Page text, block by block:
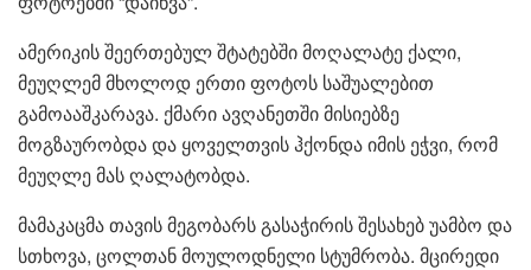
ამერიკის შეერთებულ შტატებში მოღალატე ქალი,
მეუღლემ მხოლოდ ერთი ფოტოს საშუალებით
გამოააშკარავა. ქმარი ავღანეთში მისიებზე
მოგზაურობდა და ყოველთვის ჰქონდა იმის ეჭვი, რომ
მეუღლე მას ღალატობდა.
მამაკაცმა თავის მეგობარს გასაჭირის შესახებ უამბო და
სთხოვა, ცოლთან მოულოდნელი სტუმრობა. მცირედი